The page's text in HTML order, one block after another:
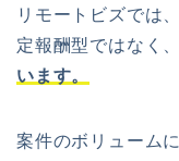
リモートビズでは
定報酬型ではなく
います。
案件のボリューム